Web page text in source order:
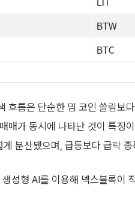
흐름은 단순한 밈 코인 쏠림보
매가 동시에 나타난 것이 특징
게 분산됐으며, 급등보다 급락
성형 AI를 이용해 넥스블록이